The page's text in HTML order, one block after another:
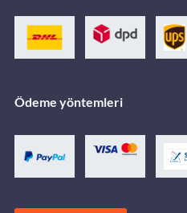
Ödeme yöntemleri